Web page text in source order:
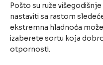
Pošto su ruže
nastaviti sa rastom
ekstremna hladnoća
izaberete sortu koja
otpornosti.